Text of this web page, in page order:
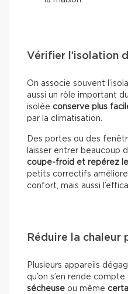
Vérifier l’isolation
On associe souvent
aussi un rôle important
isolée conserve plus
par la climatisation.
Des portes ou des
laisser entrer beaucoup
coupe-froid et repérez
petits correctifs
confort, mais aussi
Réduire la chaleur
Plusieurs appareils
qu’on s’en rende
sécheuse ou même